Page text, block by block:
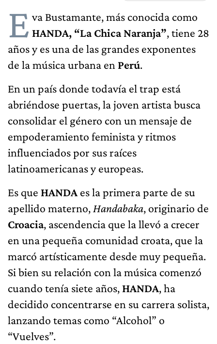
E va Bustamante, más conocida como
HANDA, “La Chica Naranja”, tiene 28
años y es una de las grandes exponentes
de la música urbana en Perú.
En un país donde todavía el trap está
abriéndose puertas, la joven artista busca
consolidar el género con un mensaje de
empoderamiento feminista y ritmos
influenciados por sus raíces
latinoamericanas y europeas.
Es que HANDA es la primera parte de su
apellido materno, Handabaka, originario de
Croacia, ascendencia que la llevó a crecer
en una pequeña comunidad croata, que la
marcó artísticamente desde muy pequeña.
Si bien su relación con la música comenzó
cuando tenía siete años, HANDA, ha
decidido concentrarse en su carrera solista,
lanzando temas como “Alcohol” o
“Vuelves”.